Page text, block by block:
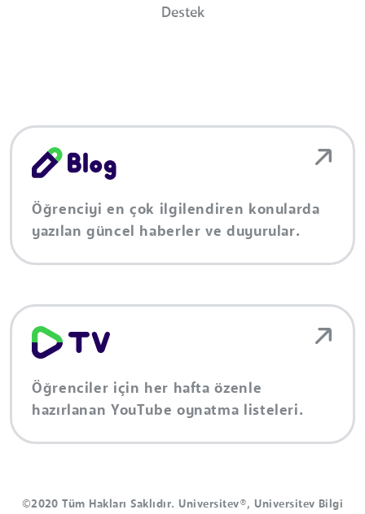
Destek
Öğrenciyi en çok ilgilendiren konularda
yazılan güncel haberler ve duyurular.
Öğrenciler için her hafta özenle
hazırlanan YouTube oynatma listeleri.
©2020 Tüm Hakları Saklıdır. Universitev®, Universitev Bilgi